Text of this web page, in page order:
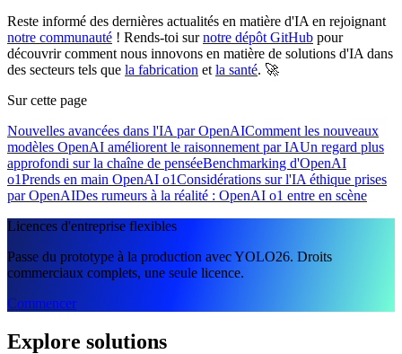
Reste informé des dernières actualités en matière d'IA en rejoignant
notre communauté ! Rends-toi surnotre dépôt GitHub pour
découvrir comment nous innovons en matière de solutions d'IA dans
des secteurs tels que la fabrication et la santé. 🚀
Sur cette page
Nouvelles avancées dans l'IA par OpenAIComment les nouveaux
modèles OpenAI améliorent le raisonnement par IAUn regard plus
approfondi sur la chaîne de penséeBenchmarking d'OpenAI
o1Prends en main OpenAI o1Considérations sur l'IA éthique prises
par OpenAIDes rumeurs à la réalité : OpenAI o1 entre en scène
Licences d'entreprise flexibles
Passe du prototype à la production avec YOLO26. Droits
commerciaux complets, une seule licence.
Commencer
Explore solutions